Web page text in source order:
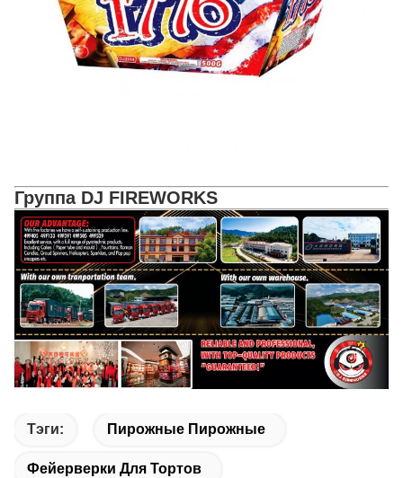
Группа DJ FIREWORKS
Тэги: Пирожные Пирожные
Фейерверки Для Тортов